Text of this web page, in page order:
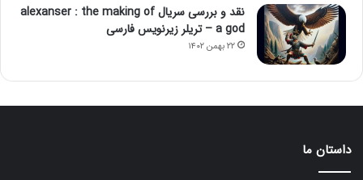
نقد و بررسی سریال alexanser : the making of
a god – تریلر زیرنویس فارسی
۲۲ بهمن ۱۴۰۲
داستان ما